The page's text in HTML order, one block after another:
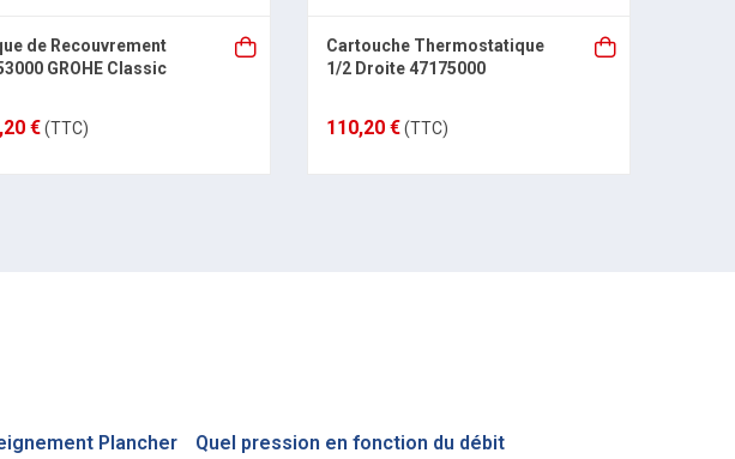
de Recouvrement
GROHE Classic
€(TTC)
Cartouche Thermostatique
1/2 Droite 47175000
110,20 €(TTC)
Plancher
Quel pression en fonction du débit